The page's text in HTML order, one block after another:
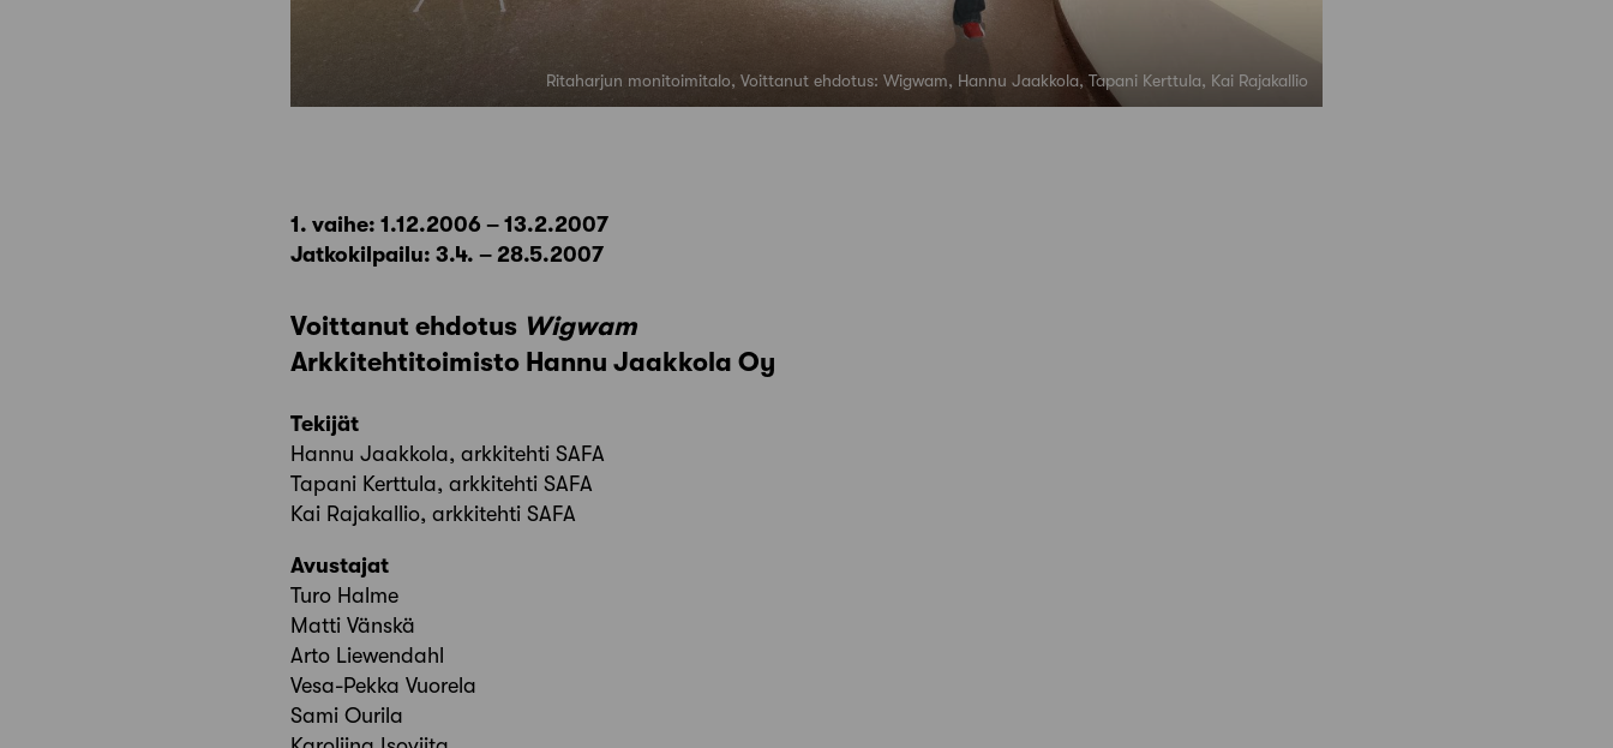
Ritaharjun monitoimitalo, Voittanut ehdotus: Wigwam, Hannu Jaakkola, Tapani Kerttula, Kai Rajakallio
1. vaihe: 1.12.2006 – 13.2.2007
Jatkokilpailu: 3.4. – 28.5.2007
Voittanut ehdotus Wigwam
Arkkitehtitoimisto Hannu Jaakkola Oy
Tekijät
Hannu Jaakkola, arkkitehti SAFA
Tapani Kerttula, arkkitehti SAFA
Kai Rajakallio, arkkitehti SAFA
Avustajat
Turo Halme
Matti Vänskä
Arto Liewendahl
Vesa-Pekka Vuorela
Sami Ourila